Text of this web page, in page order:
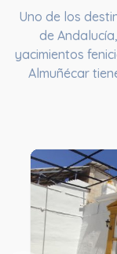
Uno de los
de
yacimientos
Almuñécar